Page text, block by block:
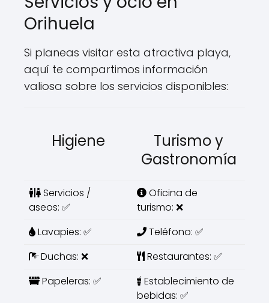
Orihuela
Si planeas visitar esta atractiva playa,
aquí te compartimos información
valiosa sobre los servicios disponibles:
Higiene
Turismo y
Gastronomía
Servicios /
aseos: ✅
Oficina de
turismo: ❌
Lavapies: ✅
Teléfono: ✅
Duchas: ❌
Restaurantes: ✅
Papeleras: ✅
Establecimiento de
bebidas: ✅